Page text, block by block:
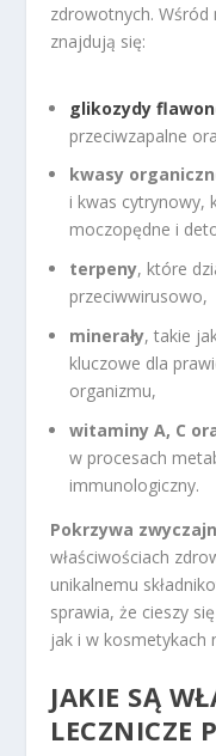
zdrowotnych.
znajdują się:
glikozydy
przeciwzapalne
kwasy
i kwas cytrynowy,
moczopędne i
terpeny, które
przeciwwirusowo,
minerały, takie
kluczowe dla
organizmu,
witaminy A, C
w procesach
immunologiczny.
Pokrzywa
właściwościach
unikalnemu
sprawia, że cieszy
jak i w kosmetykach
JAKIE SĄ
LECZNICZE